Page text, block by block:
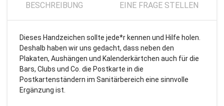
BESCHREIBUNG EINE FRAGE STELLEN
Dieses Handzeichen sollte jede*r kennen und Hilfe holen.
Deshalb haben wir uns gedacht, dass neben den
Plakaten, Aushängen und Kalenderkärtchen auch für die
Bars, Clubs und Co. die Postkarte in die
Postkartenständern im Sanitärbereich eine sinnvolle
Ergänzung ist.